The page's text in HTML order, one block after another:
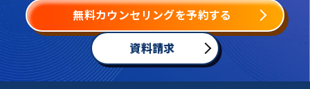
無料カウンセリングを予約する
資料請求